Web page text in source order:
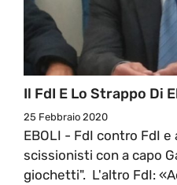
Il FdI E Lo Strappo Di
25 Febbraio 2020
EBOLI - FdI contro FdI e
scissionisti con a capo
giochetti". L'altro FdI: